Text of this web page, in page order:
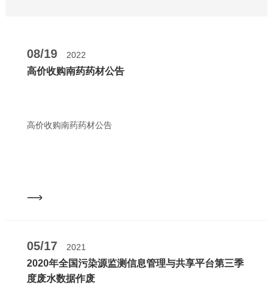
08/19 2022
高价收购南药药材公告
高价收购南药药材公告
05/17 2021
2020年全国污染源监测信息管理与共享平台第三季
度废水数据作废